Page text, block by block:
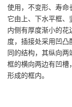
使用，不变形、寿命
它由上、下水平框、
内侧有厚度渐小的花
度，插接处采用凹凸
同的结构，其纵向
框的横向两边有凹槽
形成的框内。